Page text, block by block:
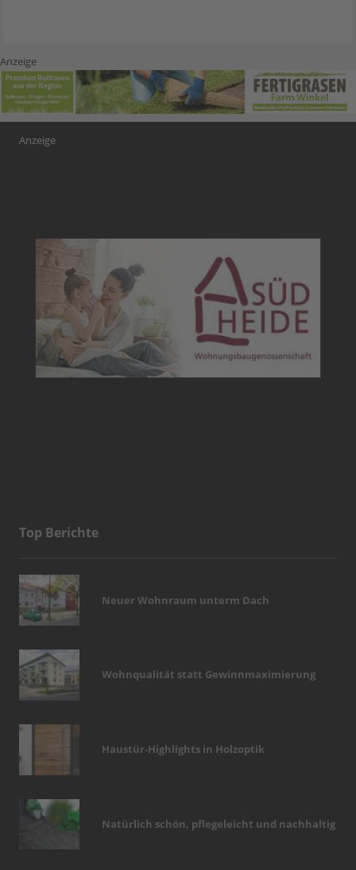
Anzeige
Anzeige
Top Berichte
Neuer Wohnraum unterm Dach
Wohnqualität statt Gewinnmaximierung
Haustür-Highlights in Holzoptik
Natürlich schön, pflegeleicht und nachhaltig